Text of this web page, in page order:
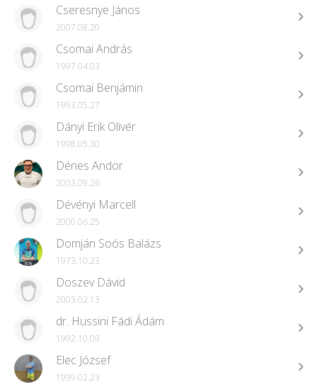
Cseresnye János
2007.08.20
Csomai András
1997.04.03
Csomai Benjámin
1993.05.27
Dányi Erik Olivér
1998.05.30
Dénes Andor
2003.09.26
Dévényi Marcell
2000.06.25
Domján Soós Balázs
1973.10.23
Doszev Dávid
2003.02.13
dr. Hussini Fádi Ádám
1992.10.09
Elec József
1999.02.23